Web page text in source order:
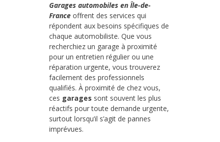
Garages automobiles en Île-de-
France offrent des services qui
répondent aux besoins spécifiques de
chaque automobiliste. Que vous
recherchiez un garage à proximité
pour un entretien régulier ou une
réparation urgente, vous trouverez
facilement des professionnels
qualifiés. À proximité de chez vous,
ces garages sont souvent les plus
réactifs pour toute demande urgente,
surtout lorsqu’il s’agit de pannes
imprévues.